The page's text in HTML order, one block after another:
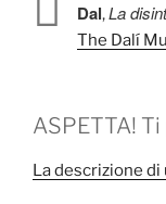
Dal,La
The Dalí
ASPETTA!
La descrizione di